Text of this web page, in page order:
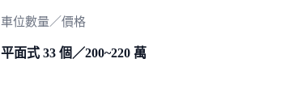
車位數量／價格
平面式 33 個／200~220 萬